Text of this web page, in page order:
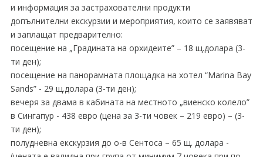
и информация за застрахователни продукти
допълнителни екскурзии и мероприятия, които се заявяват
и заплащат предварително:
посещение на „Градината на орхидеите” – 18 щ.долара (3-
ти ден);
посещение на панорамната площадка на хотел “Marina Bay
Sands” - 29 щ.долара (3-ти ден);
вечеря за двама в кабината на местното „виенско колело”
в Сингапур - 438 евро (цена за 3-ти човек – 219 евро) – (3-
ти ден);
полудневна екскурзия до о-в Сентоса – 65 щ. долара -